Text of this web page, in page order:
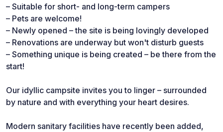
– Suitable for short- and long-term campers
– Pets are welcome!
– Newly opened – the site is being lovingly developed
– Renovations are underway but won't disturb guests
– Something unique is being created – be there from the
start!
Our idyllic campsite invites you to linger – surrounded
by nature and with everything your heart desires.
Modern sanitary facilities have recently been added,